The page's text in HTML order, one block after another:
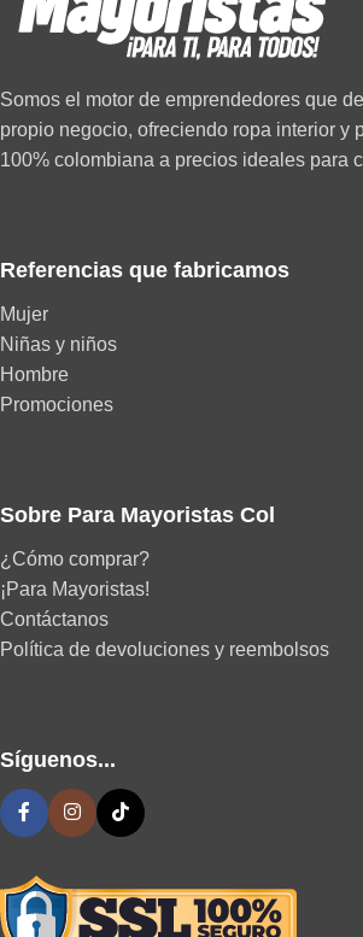
Somos el motor de emprendedores que
propio negocio, ofreciendo ropa interior y
100% colombiana a precios ideales para
Referencias que fabricamos
Mujer
Niñas y niños
Hombre
Promociones
Sobre Para Mayoristas Col
¿Cómo comprar?
¡Para Mayoristas!
Contáctanos
Política de devoluciones y reembolsos
Síguenos...